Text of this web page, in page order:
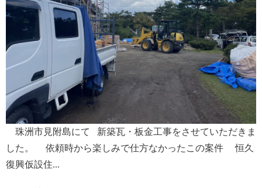
珠洲市見附島にて 新築瓦・板金工事をさせていただきま
した。 依頼時から楽しみで仕方なかったこの案件 恒久
復興仮設住...